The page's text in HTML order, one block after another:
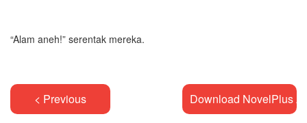
“Alam aneh!” serentak mereka.
< Previous Download NovelPlus